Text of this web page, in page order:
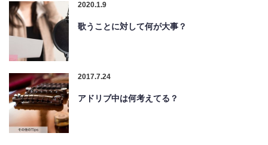
2020.1.9
歌うことに対して何が大事？
2017.7.24
アドリブ中は何考えてる？